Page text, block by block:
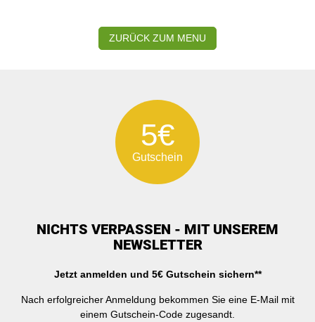
ZURÜCK ZUM MENU
5€
Gutschein
NICHTS VERPASSEN - MIT UNSEREM
NEWSLETTER
Jetzt anmelden und 5€ Gutschein sichern**
Nach erfolgreicher Anmeldung bekommen Sie eine E-Mail mit
einem Gutschein-Code zugesandt.